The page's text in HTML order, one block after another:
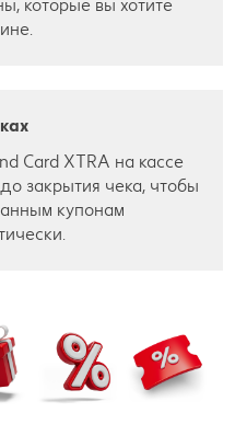
которые вы хотите
Card XTRA на кассе
закрытия чека, чтобы
купонам